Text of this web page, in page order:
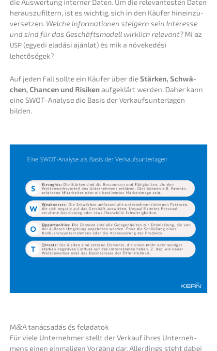
die Auswer­tung inter­ner Daten. Um die relevan­tes­ten Daten
heraus­zu­fil­tern, ist es wichtig, sich in den Käufer hinein­zu­
ver­set­zen. Welche Infor­ma­tio­nen steigern sein Inter­es­se
und sind für das Geschäfts­mo­dell wirklich relevant?Mi az
USP (egyedi eladá­si ajánlat) és mik a növeke­dé­si
lehetőségek?
Auf jeden Fall sollte ein Käufer über dieStärken, Schwä­
chen, Chancen und Risiken aufge­klärt werden. Daher kann
eine SWOT-Analy­se die Basis der Verkaufs­un­ter­la­gen
bilden.
M&A tanác­sa­dás és feladatok
Für viele Unter­neh­mer stellt der Verkauf ihres Unter­neh­
mens einen einma­li­gen Vorgang dar. Aller­dings steht dabei